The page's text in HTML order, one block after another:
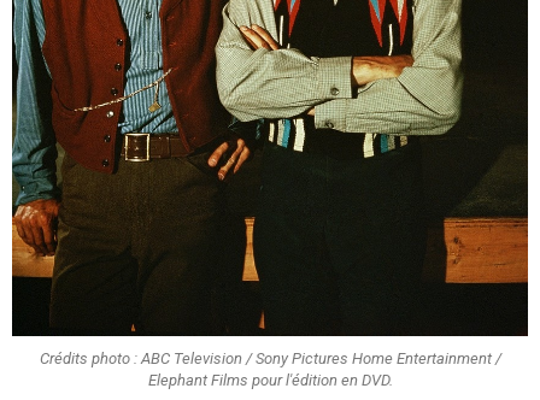
Crédits photo : ABC Television / Sony Pictures Home Entertainment /
Elephant Films pour l'édition en DVD.